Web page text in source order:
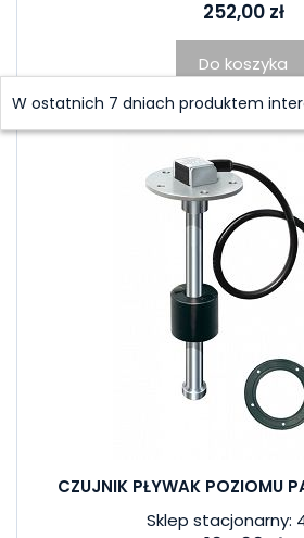
252,00 zł
Do koszyka
CZUJNIK PŁYWAK POZIOMU
Sklep stacjonarny:
W ostatnich 7 dniach produktem